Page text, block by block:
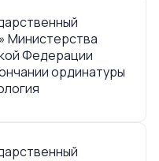
Министерства
Федерации
ординатуры